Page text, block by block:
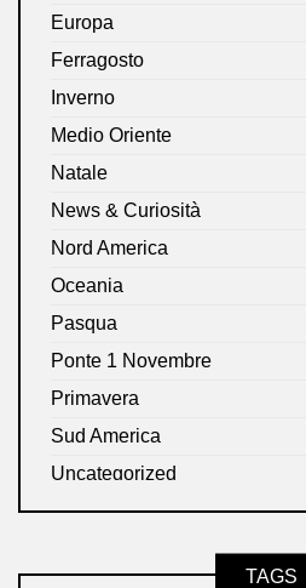
Europa
Ferragosto
Inverno
Medio Oriente
Natale
News & Curiosità
Nord America
Oceania
Pasqua
Ponte 1 Novembre
Primavera
Sud America
Uncategorized
TAGS